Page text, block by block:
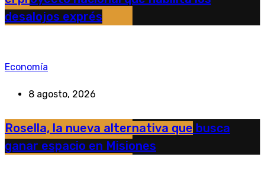
desalojos exprés
Economía
8 agosto, 2026
Rosella, la nueva alternativa que busca
ganar espacio en Misiones